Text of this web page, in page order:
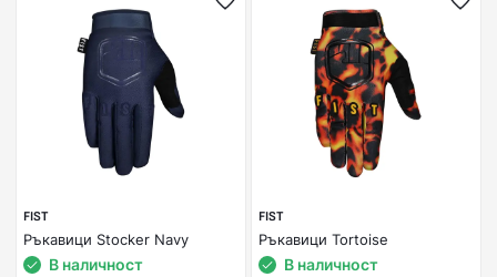
FIST
Ръкавици Stocker Navy
В наличност
FIST
Ръкавици Tortoise
В наличност